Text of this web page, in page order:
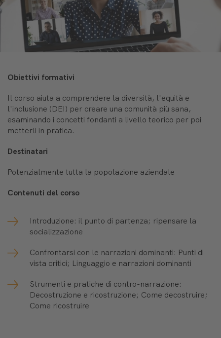
Obiettivi formativi
Il corso aiuta a comprendere la diversità, l'equità e
l'inclusione (DEI) per creare una comunità più sana,
esaminando i concetti fondanti a livello teorico per poi
metterli in pratica.
Destinatari
Potenzialmente tutta la popolazione aziendale
Contenuti del corso
Introduzione: il punto di partenza; ripensare la
socializzazione
Confrontarsi con le narrazioni dominanti: Punti di
vista critici; Linguaggio e narrazioni dominanti
Strumenti e pratiche di contro-narrazione:
Decostruzione e ricostruzione; Come decostruire;
Come ricostruire